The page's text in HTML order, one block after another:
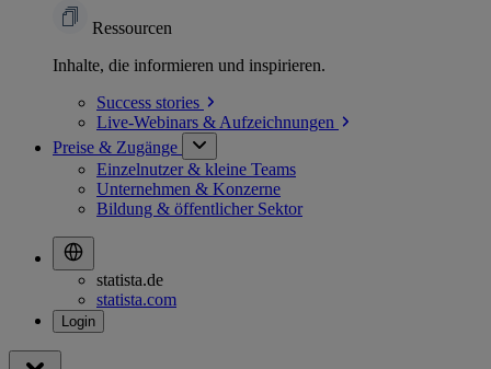
Ressourcen
Inhalte, die informieren und inspirieren.
Success stories
Live-Webinars & Aufzeichnungen
Preise & Zugänge
Einzelnutzer & kleine Teams
Unternehmen & Konzerne
Bildung & öffentlicher Sektor
statista.de
statista.com